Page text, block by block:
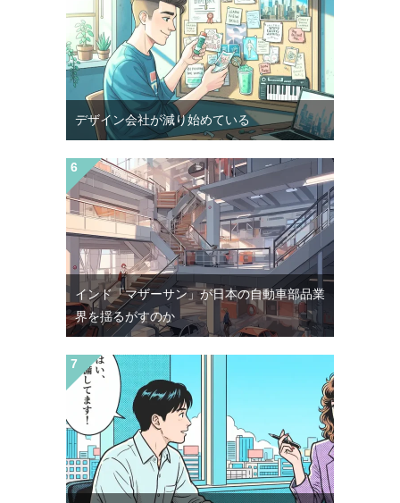
デザイン会社が減り始めている
インド「マザーサン」が日本の自動車部品業
界を揺るがすのか